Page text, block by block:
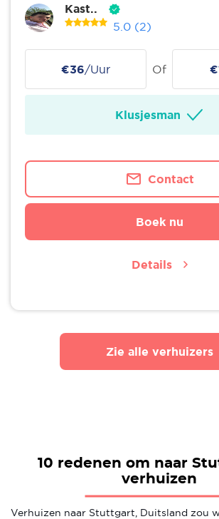
Kast..
5.0 (2)
€36/Uur Of
Klusjesman
Contact
Boek nu
Details
Zie alle verhuizers
10 redenen om naar
verhuizen
Verhuizen naar Stuttgart, Duitsland zou